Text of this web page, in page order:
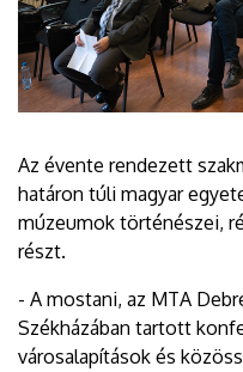
Az évente rendezett
határon túli magyar
múzeumok történészei,
részt.
- A mostani, az MTA
Székházában tartott
városalapítások és